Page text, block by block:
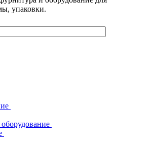
упаковки.